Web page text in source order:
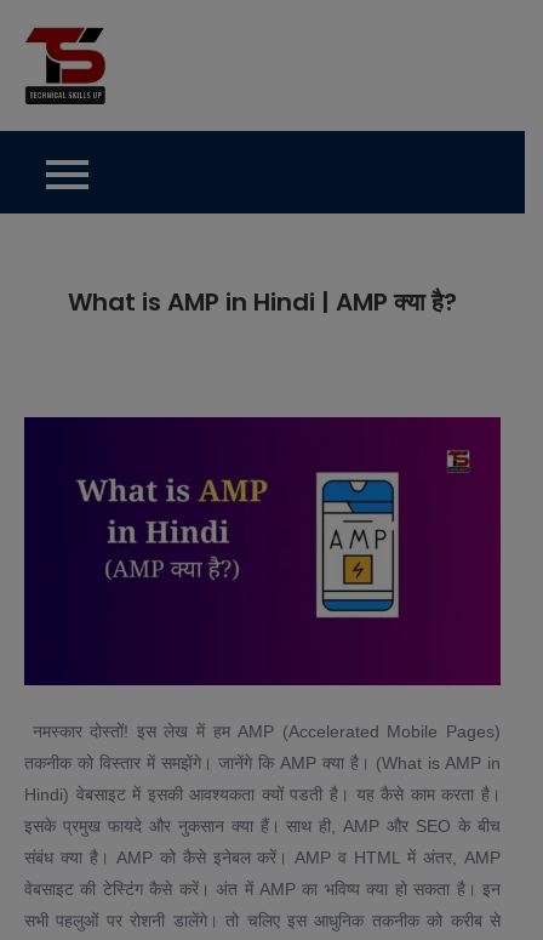
content
What is AMP in Hindi | AMP क्या है?
नमस्कार दोस्तों! इस लेख में हम AMP (Accelerated Mobile Pages)
तकनीक को विस्तार में समझेंगे। जानेंगे कि AMP क्या है। (What is AMP in
Hindi) वेबसाइट में इसकी आवश्यकता क्यों पडती है। यह कैसे काम करता है।
इसके प्रमुख फायदे और नुकसान क्या हैं। साथ ही, AMP और SEO के बीच
संबंध क्या है। AMP को कैसे इनेबल करें। AMP व HTML में अंतर, AMP
वेबसाइट की टेस्टिंग कैसे करें। अंत में AMP का भविष्य क्या हो सकता है। इन
सभी पहलुओं पर रोशनी डालेंगे। तो चलिए इस आधुनिक तकनीक को करीब से